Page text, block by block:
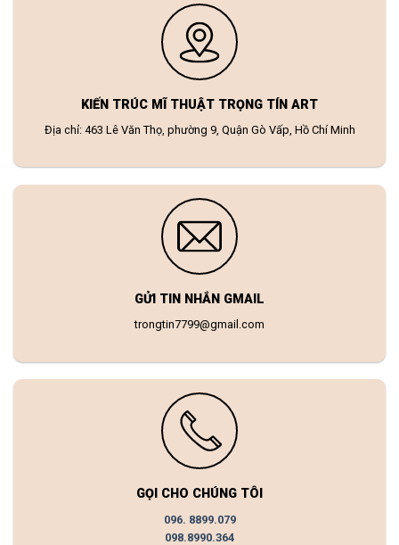
KIẾN TRÚC MĨ THUẬT TRỌNG TÍN ART
Địa chỉ: 463 Lê Văn Thọ, phường 9, Quận Gò Vấp, Hồ Chí Minh
GỬI TIN NHẮN GMAIL
trongtin7799@gmail.com
GỌI CHO CHÚNG TÔI
096. 8899.079
098.8990.364